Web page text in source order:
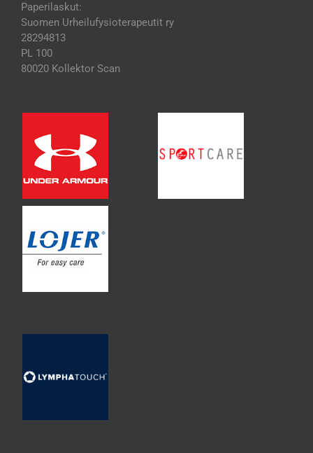
Paperilaskut:
Suomen Urheilufysioterapeutit ry
28294813
PL 100
80020 Kollektor Scan